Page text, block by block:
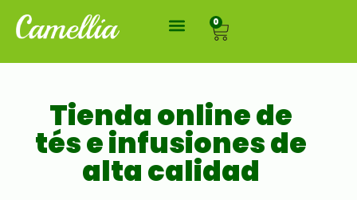
0
Tienda online de
tés e infusiones de
alta calidad